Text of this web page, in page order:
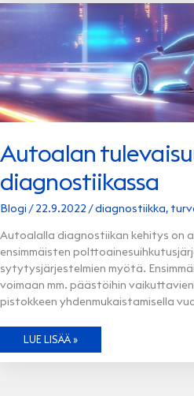
TERVETULOA
TULEVAISUUDEN
AUTOIHIN!
Autoalan
diagnostiikassa
Blogi /22.9.2022 /diagnostiikka,
Autoalalla diagnostiikan kehitys on
ensimmäisten
sytytysjärjestelmien myötä.
voimaan mm. päästöihin
pistokkeen yhdenmukaistamisella
AUTOALAN
ON
LUE LISÄÄ »